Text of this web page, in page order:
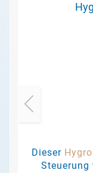
Dieser
Steuerung